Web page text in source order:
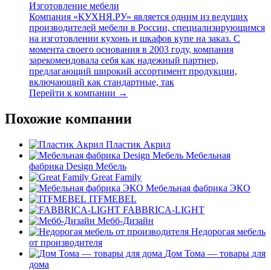
Изготовление мебели
Компания «КУХНЯ.РУ» является одним из ведущих
производителей мебели в России, специализирующимся
на изготовлении кухонь и шкафов купе на заказ. С
момента своего основания в 2003 году, компания
зарекомендовала себя как надежный партнер,
предлагающий широкий ассортимент продукции,
включающий как стандартные, так
Перейти к компании →
Похожие компании
Пластик Акрил
Мебельная
фабрика Design Мебель
Great Family
Мебельная фабрика ЭКО
ITFMEBEL
FABBRICA-LIGHT
Мебб-Дизайн
Недорогая мебель
от производителя
Дом Тома — товары для
дома